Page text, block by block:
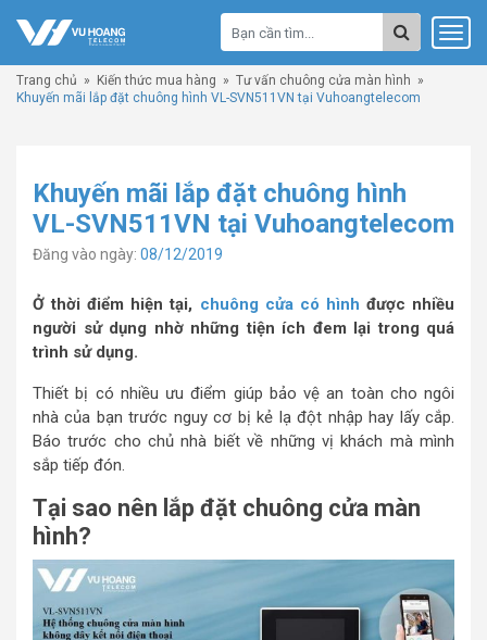
Trang chủ » Kiến thức mua hàng » Tư vấn chuông cửa màn hình »
Khuyến mãi lắp đặt chuông hình VL-SVN511VN tại Vuhoangtelecom
Khuyến mãi lắp đặt chuông hình
VL-SVN511VN tại Vuhoangtelecom
Đăng vào ngày: 08/12/2019
Ở thời điểm hiện tại, chuông cửa có hình được nhiều
người sử dụng nhờ những tiện ích đem lại trong quá
trình sử dụng.
Thiết bị có nhiều ưu điểm giúp bảo vệ an toàn cho ngôi
nhà của bạn trước nguy cơ bị kẻ lạ đột nhập hay lấy cắp.
Báo trước cho chủ nhà biết về những vị khách mà mình
sắp tiếp đón.
Tại sao nên lắp đặt chuông cửa màn
hình?